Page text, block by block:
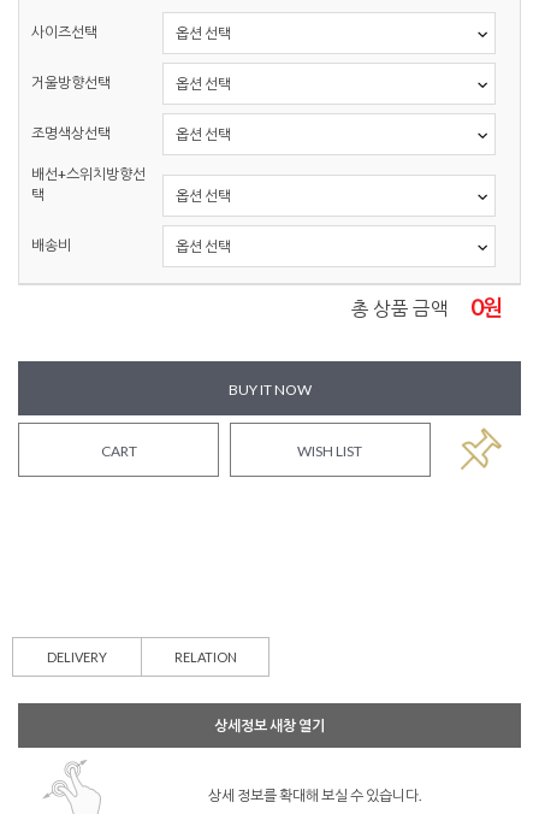
사이즈선택
거울방향선택
조명색상선택
배선+스위치방향선
택
배송비
총 상품 금액 0원
BUY IT NOW
CART WISH LIST
DELIVERY RELATION
상세정보 새창 열기
상세 정보를 확대해 보실 수 있습니다.